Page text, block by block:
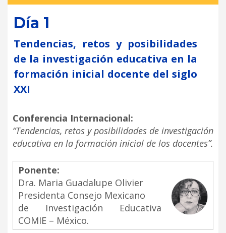
Día 1
Tendencias, retos y posibilidades
de la investigación educativa en la
formación inicial docente del siglo
XXI
Conferencia Internacional:
“Tendencias, retos y posibilidades de investigación
educativa en la formación inicial de los docentes”.
Ponente:
Dra. Maria Guadalupe Olivier
Presidenta Consejo Mexicano
de Investigación Educativa
COMIE – México.